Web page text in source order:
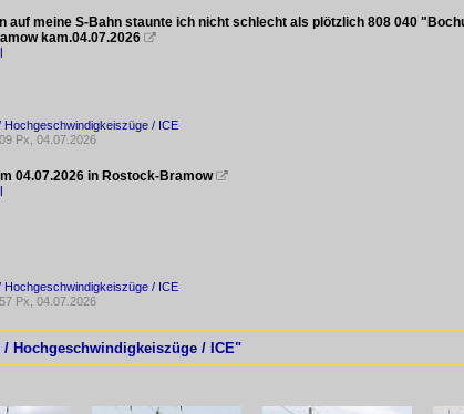
auf meine S-Bahn staunte ich nicht schlecht als plötzlich 808 040
kam.04.07.2026 
Hochgeschwindigkeiszüge / ICE
Px, 04.07.2026
04.07.2026 in Rostock-Bramow 
Hochgeschwindigkeiszüge / ICE
Px, 04.07.2026
Hochgeschwindigkeiszüge / ICE"